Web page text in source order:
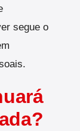
segue o